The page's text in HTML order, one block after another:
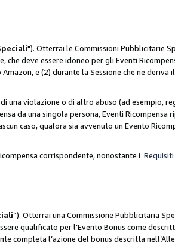
"). Otterrai le Commissioni Pubblicitarie
che deve essere idoneo per gli Eventi
e (2) durante la Sessione che ne deriva
una violazione o di altro abuso (ad esempio,
da una singola persona, Eventi Ricompensa
caso, qualora sia avvenuto un Evento
corrispondente, nonostante i Requisiti
”). Otterrai una Commissione Pubblicitaria
qualificato per l’Evento Bonus come
completa l’azione del bonus descritta